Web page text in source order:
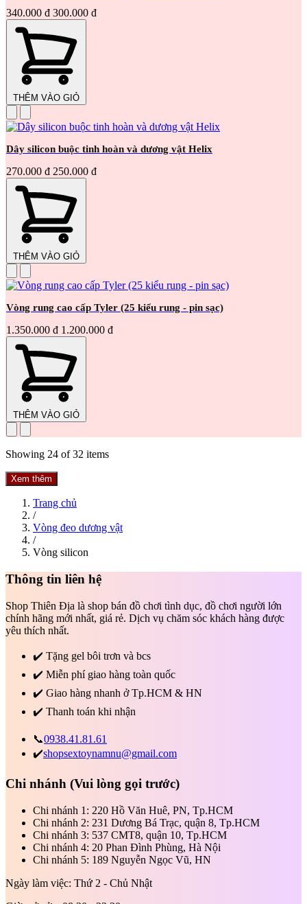
340.000 đ 300.000 đ
THÊM VÀO GIỎ
Dây silicon buộc tinh hoàn và dương vật Helix
270.000 đ 250.000 đ
THÊM VÀO GIỎ
Vòng rung cao cấp Tyler (25 kiểu rung - pin sạc)
1.350.000 đ 1.200.000 đ
THÊM VÀO GIỎ
Showing 24 of32 items
Xem thêm
Trang chủ
/
Vòng đeo dương vật
/
Vòng silicon
Thông tin liên hệ
Shop Thiên Địa là shop bán đồ chơi tình dục, đồ chơi người lớn
chính hãng mới nhất, giá rẻ. Dịch vụ chăm sóc khách hàng được
yêu thích nhất.
✔️ Tặng gel bôi trơn và bcs
✔️ Miễn phí giao hàng toàn quốc
✔️ Giao hàng nhanh ở Tp.HCM & HN
✔️ Thanh toán khi nhận
📞0938.41.81.61
✔️shopsextoynamnu@gmail.com
Chi nhánh (Vui lòng gọi trước)
Chi nhánh 1: 220 Hồ Văn Huê, PN, Tp.HCM
Chi nhánh 2: 231 Dương Bá Trạc, quận 8, Tp.HCM
Chi nhánh 3: 537 CMT8, quận 10, Tp.HCM
Chi nhánh 4: 20 Phan Đình Phùng, Hà Nội
Chi nhánh 5: 189 Nguyễn Ngọc Vũ, HN
Ngày làm việc: Thứ 2 - Chủ Nhật